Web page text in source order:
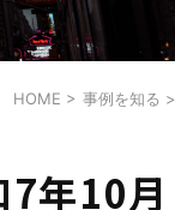
HOME > 事例を知る >
7年10月